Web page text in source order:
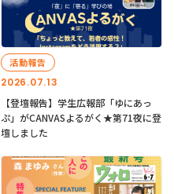
2026.07.13
活動報告
【登壇報告】学生広報部「ゆにあっ
ぷ」がCANVASよるがく★第71夜に登
壇しました